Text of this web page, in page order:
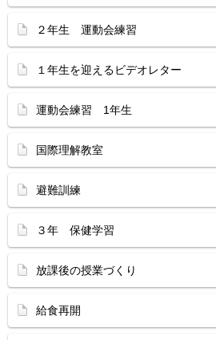
２年生 運動会練習
１年生を迎えるビデオレター
運動会練習 1年生
国際理解教室
避難訓練
３年 保健学習
放課後の授業づくり
給食再開